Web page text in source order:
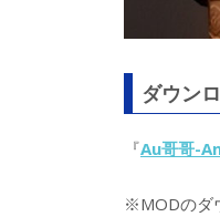
ダウン
『Au哥哥-
※MODのダ